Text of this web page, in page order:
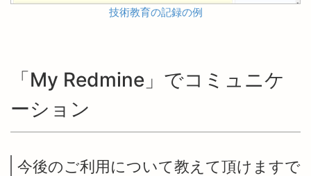
技術教育の記録の例
「My Redmine」でコミュニケ
ーション
今後のご利用について教えて頂けますで